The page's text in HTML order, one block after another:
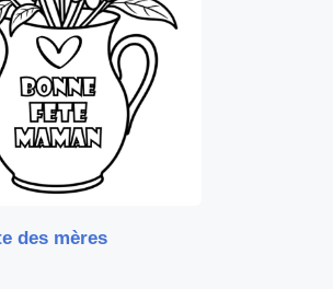
des mères